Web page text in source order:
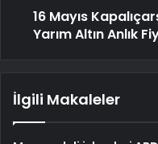
16 Mayıs
Yarım Altın Anlık
İlgili Makaleler